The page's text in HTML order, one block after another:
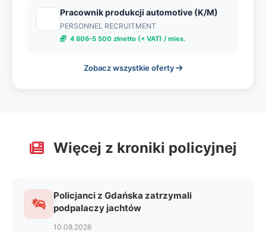
Pracownik produkcji automotive (K/M)
PERSONNEL RECRUITMENT
4 806-5 500 złnetto (+ VAT) / mies.
Zobacz wszystkie oferty
Więcej z kroniki policyjnej
Policjanci z Gdańska zatrzymali
podpalaczy jachtów
10.08.2026